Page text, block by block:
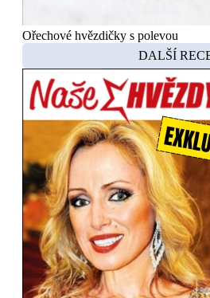
Ořechové hvězdičky s polevou
DALŠÍ